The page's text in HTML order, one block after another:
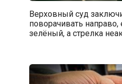
Верховный суд
поворачивать направо,
зелёный, а стрелка